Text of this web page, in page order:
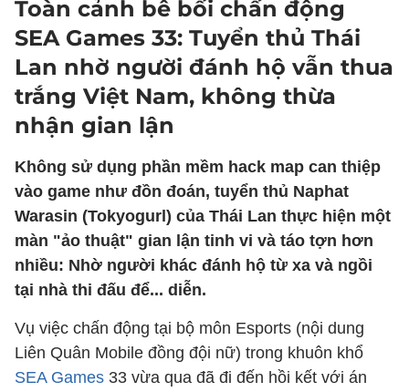
Toàn cảnh bê bối chấn động
SEA Games 33: Tuyển thủ Thái
Lan nhờ người đánh hộ vẫn thua
trắng Việt Nam, không thừa
nhận gian lận
Không sử dụng phần mềm hack map can thiệp
vào game như đồn đoán, tuyển thủ Naphat
Warasin (Tokyogurl) của Thái Lan thực hiện một
màn "ảo thuật" gian lận tinh vi và táo tợn hơn
nhiều: Nhờ người khác đánh hộ từ xa và ngồi
tại nhà thi đấu để... diễn.
Vụ việc chấn động tại bộ môn Esports (nội dung
Liên Quân Mobile đồng đội nữ) trong khuôn khổ
SEA Games 33 vừa qua đã đi đến hồi kết với án